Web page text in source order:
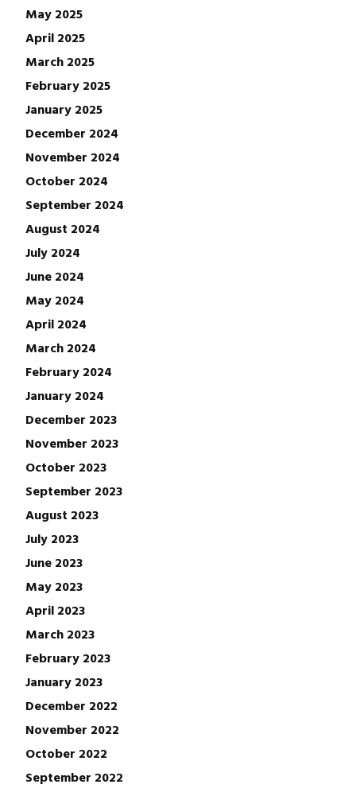
May 2025
April 2025
March 2025
February 2025
January 2025
December 2024
November 2024
October 2024
September 2024
August 2024
July 2024
June 2024
May 2024
April 2024
March 2024
February 2024
January 2024
December 2023
November 2023
October 2023
September 2023
August 2023
July 2023
June 2023
May 2023
April 2023
March 2023
February 2023
January 2023
December 2022
November 2022
October 2022
September 2022